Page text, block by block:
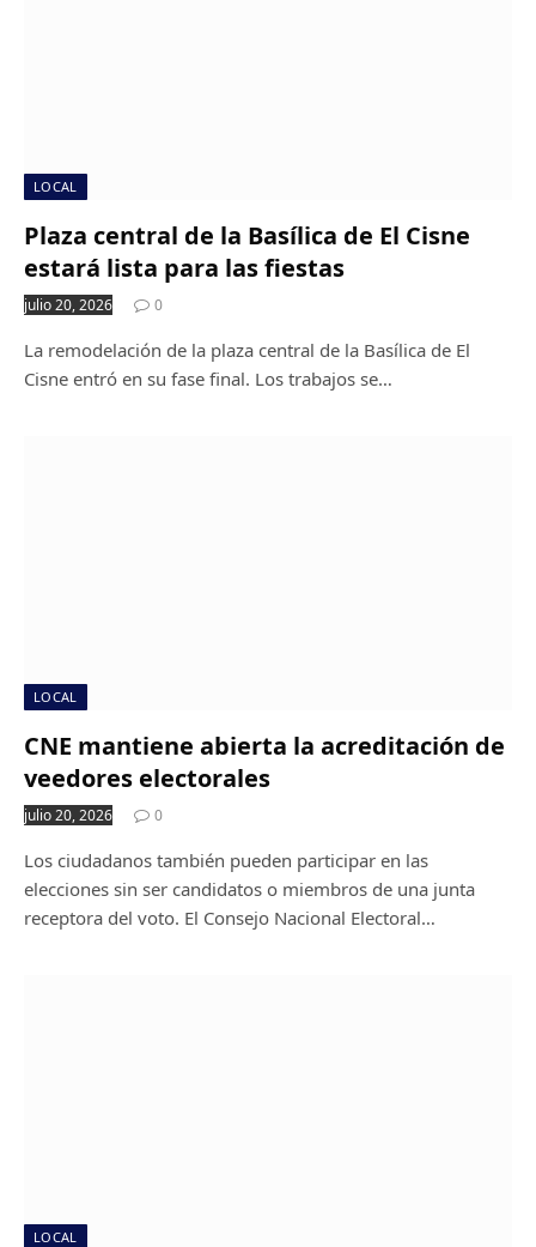
LOCAL
Plaza central de la Basílica de El Cisne
estará lista para las fiestas
julio 20, 2026 0
La remodelación de la plaza central de la Basílica de El
Cisne entró en su fase final. Los trabajos se…
LOCAL
CNE mantiene abierta la acreditación de
veedores electorales
julio 20, 2026 0
Los ciudadanos también pueden participar en las
elecciones sin ser candidatos o miembros de una junta
receptora del voto. El Consejo Nacional Electoral…
LOCAL